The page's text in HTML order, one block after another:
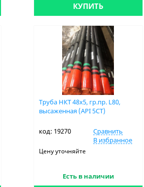
КУПИТЬ
Труба НКТ 48х5, гр.пр. L80,
высаженная (API 5CT)
код: 19270
Сравнить
В избранное
Цену уточняйте
Есть в наличии